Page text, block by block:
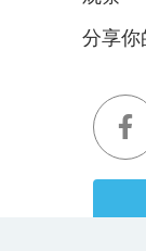
分享